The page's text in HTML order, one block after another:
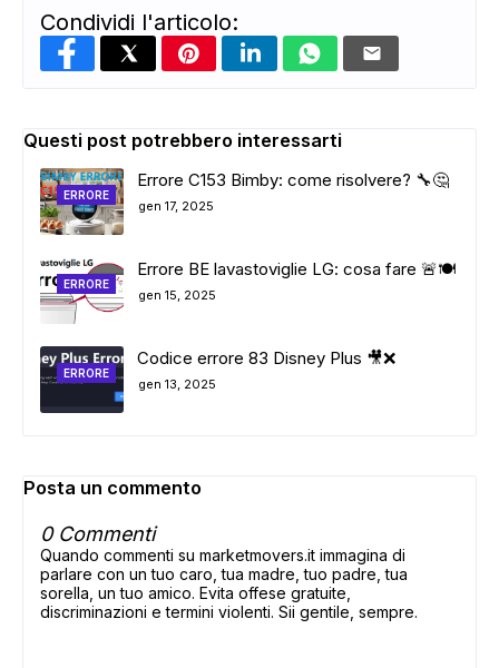
Condividi l'articolo:
Questi post potrebbero interessarti
ERRORE
Errore C153 Bimby: come risolvere? 🔧🤔
gen 17, 2025
ERRORE
Errore BE lavastoviglie LG: cosa fare 🚨🍽️
gen 15, 2025
ERRORE
Codice errore 83 Disney Plus 🎥❌
gen 13, 2025
Posta un commento
0 Commenti
Quando commenti su marketmovers.it immagina di
parlare con un tuo caro, tua madre, tuo padre, tua
sorella, un tuo amico. Evita offese gratuite,
discriminazioni e termini violenti. Sii gentile, sempre.